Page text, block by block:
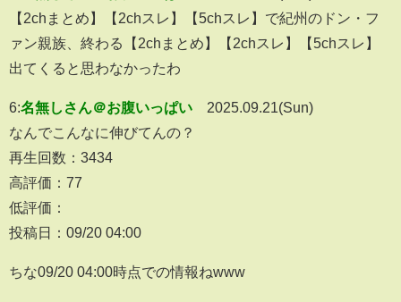
【2chまとめ】【2chスレ】【5chスレ】で紀州のドン・フ
ァン親族、終わる【2chまとめ】【2chスレ】【5chスレ】
出てくると思わなかったわ
6:名無しさん＠お腹いっぱい
2025.09.21(Sun)
なんでこんなに伸びてんの？
再生回数：3434
高評価：77
低評価：
投稿日：09/20 04:00
ちな09/20 04:00時点での情報ねwww